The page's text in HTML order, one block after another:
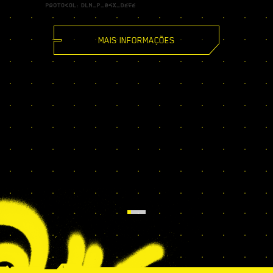
MAIS INFORMAÇÕES